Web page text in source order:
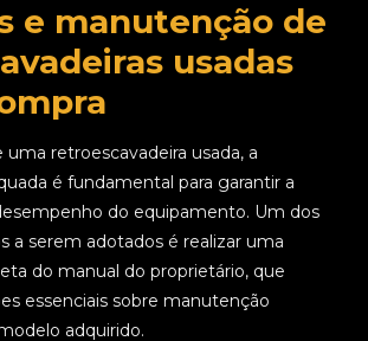
e manutenção de
usadas
retroescavadeira usada, a
é fundamental para garantir a
do equipamento. Um dos
a serem adotados é realizar uma
do manual do proprietário, que
essenciais sobre manutenção
adquirido.